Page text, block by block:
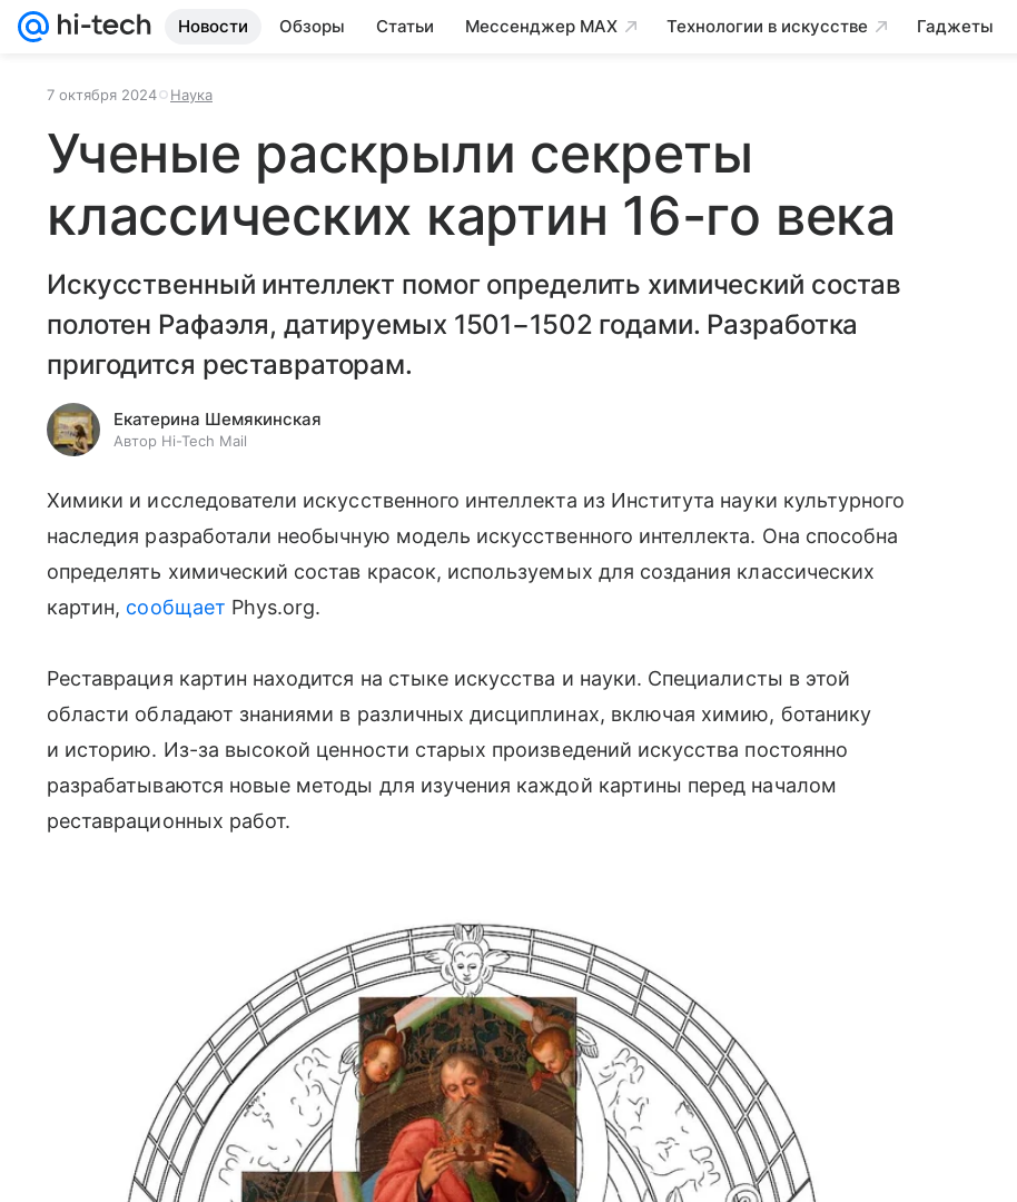
Новости Обзоры Статьи Мессенджер MAX Технологии в искусстве Гаджеты
7 октября 2024 Наука
Ученые раскрыли секреты
классических картин 16-го века
Искусственный интеллект помог определить химический состав
полотен Рафаэля, датируемых 1501−1502 годами. Разработка
пригодится реставраторам.
Екатерина Шемякинская
Автор Hi-Tech Mail
Химики и исследователи искусственного интеллекта из Института науки культурного
наследия разработали необычную модель искусственного интеллекта. Она способна
определять химический состав красок, используемых для создания классических
картин, сообщает Phys.org.
Реставрация картин находится на стыке искусства и науки. Специалисты в этой
области обладают знаниями в различных дисциплинах, включая химию, ботанику
и историю. Из-за высокой ценности старых произведений искусства постоянно
разрабатываются новые методы для изучения каждой картины перед началом
реставрационных работ.